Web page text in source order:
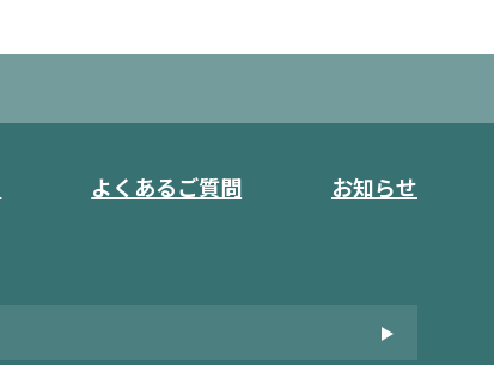
よくあるご質問 お知らせ